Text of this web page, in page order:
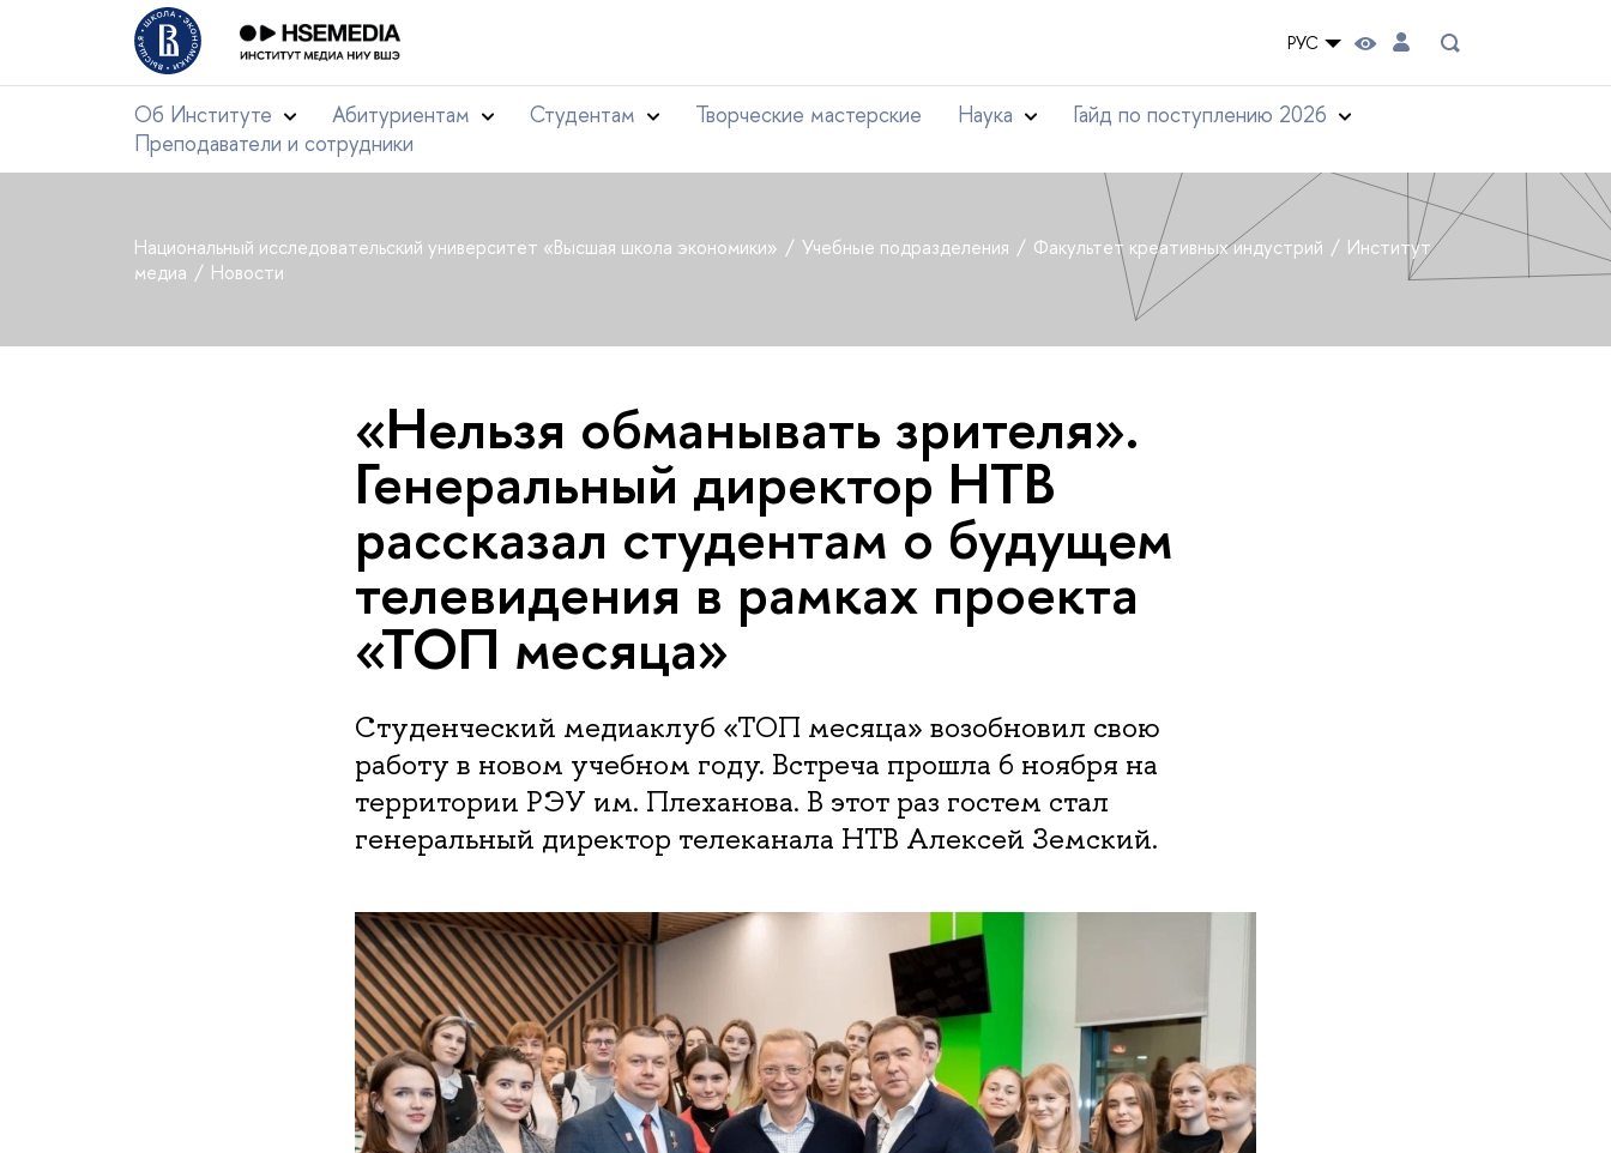
РУС
Об Институте Абитуриентам Студентам Творческие мастерские Наука
Гайд по поступлению 2026
Преподаватели и сотрудники
Национальный исследовательский университет «Высшая школа экономики» Учебные подразделения Факультет креативных индустрий
Институт
медиа
Новости
«Нельзя обманывать зрителя».
Генеральный директор НТВ
рассказал студентам о будущем
телевидения в рамках проекта
«ТОП месяца»
Студенческий медиаклуб «ТОП месяца» возобновил свою
работу в новом учебном году. Встреча прошла 6 ноября на
территории РЭУ им. Плеханова. В этот раз гостем стал
генеральный директор телеканала НТВ Алексей Земский.